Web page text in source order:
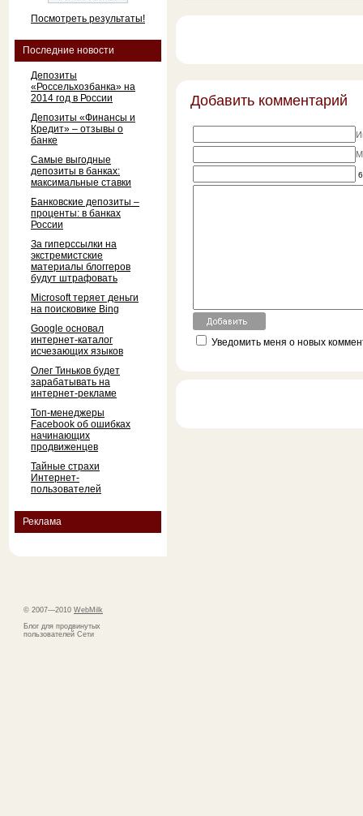
Посмотреть результаты!
Последние новости
Депозиты
«Россельхозбанка» на
2014 год в России
Депозиты «Финансы и
Кредит» – отзывы о
банке
Самые выгодные
депозиты в банках:
максимальные ставки
Банковские депозиты –
проценты: в банках
России
За гиперссылки на
экстремистские
материалы блоггеров
будут штрафовать
Microsoft теряет деньги
на поисковике Bing
Google основал
интернет-каталог
исчезающих языков
Олег Тиньков будет
зарабатывать на
интернет-рекламе
Топ-менеджеры
Facebook об ошибках
начинающих
продвиженцев
Тайные страхи
Интернет-
пользователей
Реклама
© 2007—2010 WebMilk
Блог для продвинутых
пользователей Сети
Добавить комментарий
Уведомить меня о новых